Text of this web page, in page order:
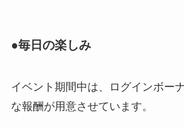
●毎日の楽しみ
イベント期間中は、ログインボー
な報酬が用意させています。